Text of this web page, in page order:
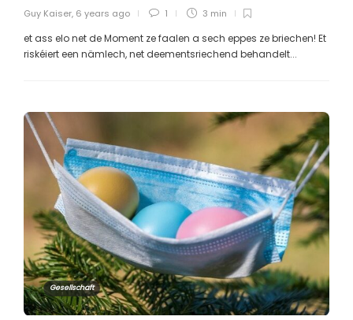
Guy Kaiser, 6 years ago 1 3 min
et ass elo net de Moment ze faalen a sech eppes ze briechen! Et
riskéiert een nämlech, net deementsriechend behandelt...
Gesellschaft